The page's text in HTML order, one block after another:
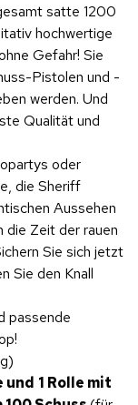
satte 1200
hochwertige
Gefahr! Sie
Pistolen und -
werden. Und
Qualität und
oder
die Sheriff
Aussehen
die Zeit der rauen
Sie sich jetzt
Sie den Knall
passende
und 1 Rolle mit